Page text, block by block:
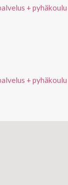
+ pyhäkoulu
+ pyhäkoulu